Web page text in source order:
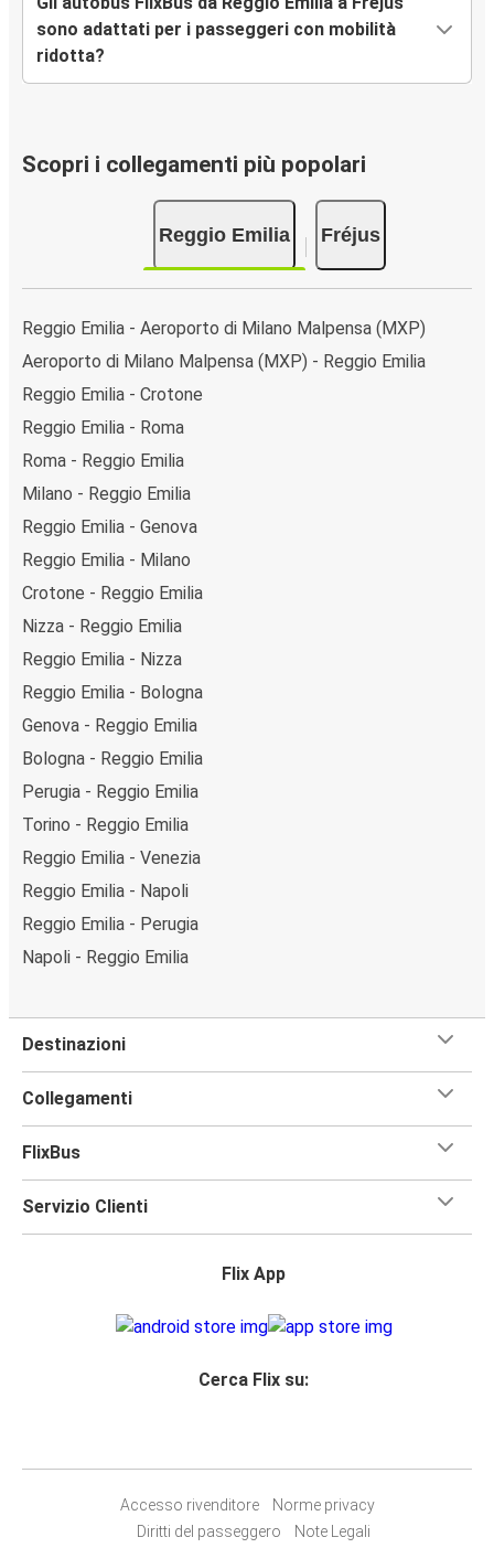
sono adattati per i passeggeri con mobilità
ridotta?
Scopri i collegamenti più popolari
Reggio Emilia Fréjus
Reggio Emilia - Aeroporto di Milano Malpensa (MXP)
Aeroporto di Milano Malpensa (MXP) - Reggio Emilia
Reggio Emilia - Crotone
Reggio Emilia - Roma
Roma - Reggio Emilia
Milano - Reggio Emilia
Reggio Emilia - Genova
Reggio Emilia - Milano
Crotone - Reggio Emilia
Nizza - Reggio Emilia
Reggio Emilia - Nizza
Reggio Emilia - Bologna
Genova - Reggio Emilia
Bologna - Reggio Emilia
Perugia - Reggio Emilia
Torino - Reggio Emilia
Reggio Emilia - Venezia
Reggio Emilia - Napoli
Reggio Emilia - Perugia
Napoli - Reggio Emilia
Destinazioni
Collegamenti
FlixBus
Servizio Clienti
Flix App
Cerca Flix su:
Accesso rivenditore
Norme privacy
Diritti del passeggero
Note Legali